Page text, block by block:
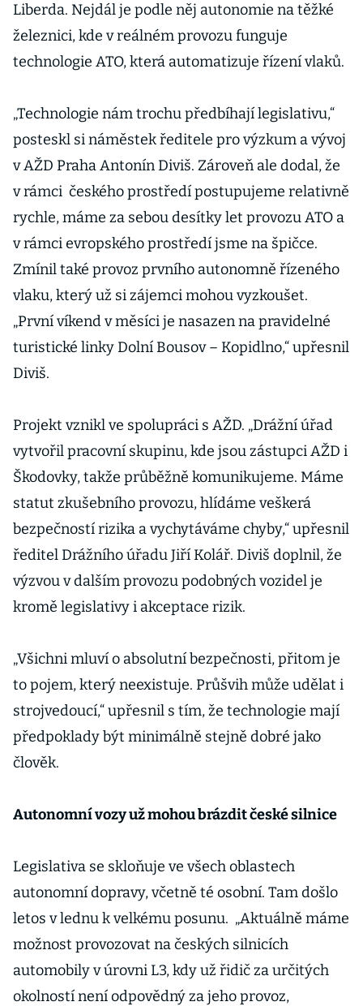
Liberda. Nejdál je podle něj autonomie na těžké
železnici, kde v reálném provozu funguje
technologie ATO, která automatizuje řízení vlaků.
„Technologie nám trochu předbíhají legislativu,“
posteskl si náměstek ředitele pro výzkum a vývoj
v AŽD Praha Antonín Diviš. Zároveň ale dodal, že
v rámci českého prostředí postupujeme relativně
rychle, máme za sebou desítky let provozu ATO a
v rámci evropského prostředí jsme na špičce.
Zmínil také provoz prvního autonomně řízeného
vlaku, který už si zájemci mohou vyzkoušet.
„První víkend v měsíci je nasazen na pravidelné
turistické linky Dolní Bousov – Kopidlno,“ upřesnil
Diviš.
Projekt vznikl ve spolupráci s AŽD. „Drážní úřad
vytvořil pracovní skupinu, kde jsou zástupci AŽD i
Škodovky, takže průběžně komunikujeme. Máme
statut zkušebního provozu, hlídáme veškerá
bezpečností rizika a vychytáváme chyby,“ upřesnil
ředitel Drážního úřadu Jiří Kolář. Diviš doplnil, že
výzvou v dalším provozu podobných vozidel je
kromě legislativy i akceptace rizik.
„Všichni mluví o absolutní bezpečnosti, přitom je
to pojem, který neexistuje. Průšvih může udělat i
strojvedoucí,“ upřesnil s tím, že technologie mají
předpoklady být minimálně stejně dobré jako
člověk.
Autonomní vozy už mohou brázdit české silnice
Legislativa se skloňuje ve všech oblastech
autonomní dopravy, včetně té osobní. Tam došlo
letos v lednu k velkému posunu. „Aktuálně máme
možnost provozovat na českých silnicích
automobily v úrovni L3, kdy už řidič za určitých
okolností není odpovědný za jeho provoz,